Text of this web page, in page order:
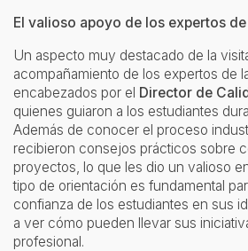
El valioso apoyo de los expertos
Un aspecto muy destacado de la
acompañamiento de los expertos de
encabezados por el Director de
quienes guiaron a los estudiantes
Además de conocer el proceso
recibieron consejos prácticos sobre
proyectos, lo que les dio un valioso
tipo de orientación es fundamental
confianza de los estudiantes en sus
a ver cómo pueden llevar sus
profesional.